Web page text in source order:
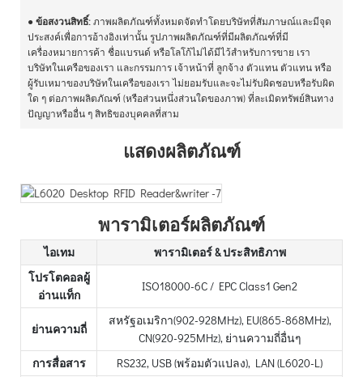
●ข้อสงวนสิทธิ์:ภาพผลิตภัณฑ์ทั้งหมดจัดทำโดยบริษัทที่สัมภาษณ์และมีจุด
ประสงค์เพื่อการอ้างอิงเท่านั้น รูปภาพผลิตภัณฑ์ที่มีผลิตภัณฑ์ที่มี
เครื่องหมายการค้า ชื่อแบรนด์ หรือโลโก้ไม่ได้มีไว้สำหรับการขาย เรา
บริษัทในเครือของเรา และกรรมการ เจ้าหน้าที่ ลูกจ้าง ตัวแทน ตัวแทน หรือ
ผู้รับเหมาของบริษัทในเครือของเรา ไม่ยอมรับและจะไม่รับผิดชอบหรือรับผิด
ใด ๆ ต่อภาพผลิตภัณฑ์ (หรือส่วนหนึ่งส่วนใดของภาพ) ที่ละเมิดทรัพย์สินทาง
ปัญญาหรืออื่น ๆ สิทธิของบุคคลที่สาม
แสดงผลิตภัณฑ์
พารามิเตอร์ผลิตภัณฑ์
ไอเทม
พารามิเตอร์ & ประสิทธิภาพ
โปรโตคอลผู้
อ่านแท็ก
ISO18000-6C / EPC Class1 Gen2
ย่านความถี่
สหรัฐอเมริกา(902-928MHz), EU(865-868MHz),
CN(920-925MHz), ย่านความถี่อื่นๆ
การสื่อสาร
RS232, USB (พร้อมตัวแปลง), LAN (L6020-L)